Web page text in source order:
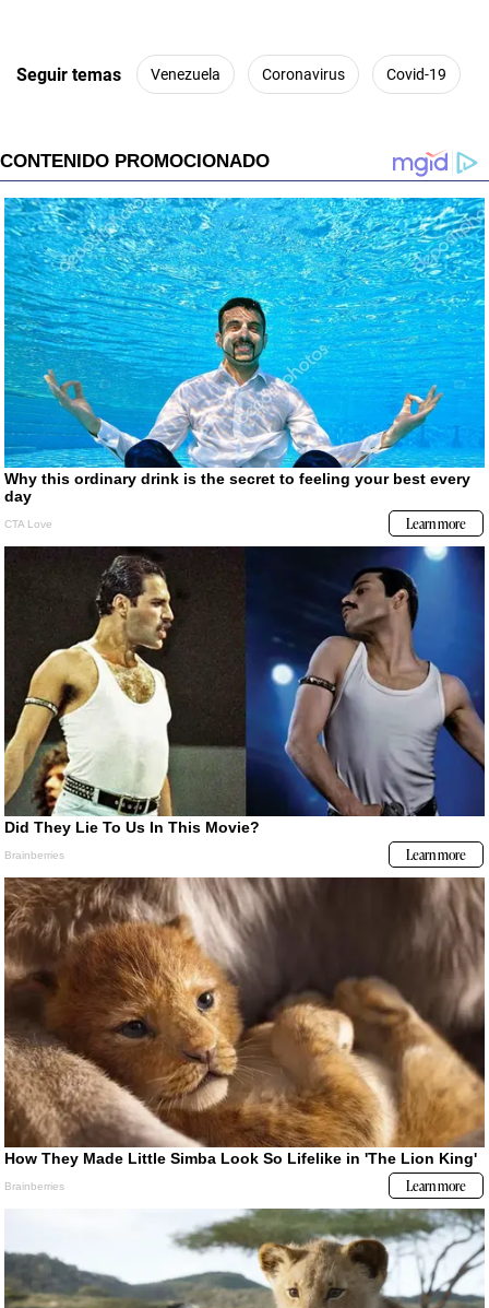
Seguir temas Venezuela Coronavirus Covid-19